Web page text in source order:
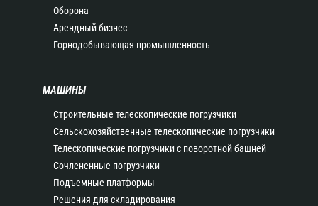
Оборона
Арендный бизнес
Горнодобывающая промышленность
МАШИНЫ
Строительные телескопические погрузчики
Сельскохозяйственные телескопические погрузчики
Телескопические погрузчики с поворотной башней
Сочлененные погрузчики
Подъемные платформы
Решения для складирования